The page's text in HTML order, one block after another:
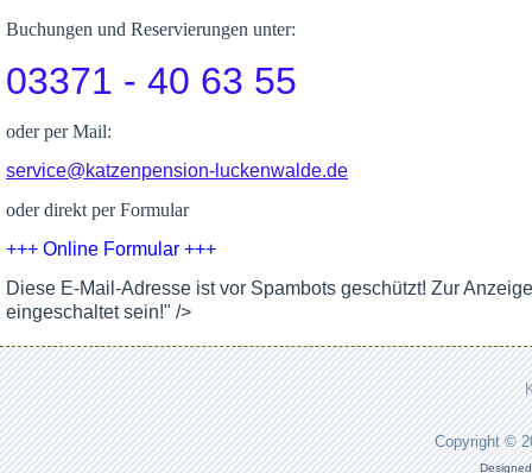
Buchungen und Reservierungen unter:
03371 - 40 63 55
oder per Mail:
service@katzenpension-luckenwalde.de
oder direkt per Formular
+++ Online Formular +++
Diese E-Mail-Adresse ist vor Spambots geschützt! Zur
eingeschaltet sein!" />
Copyright ©